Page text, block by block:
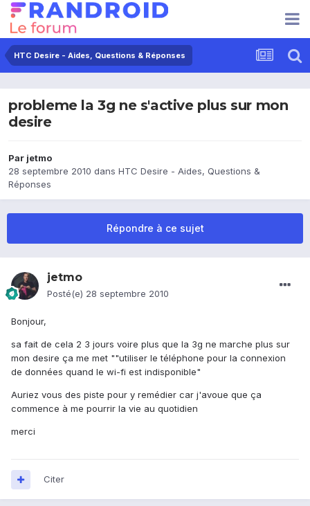
HTC Desire - Aides, Questions & Réponses
probleme la 3g ne s'active plus sur mon
desire
Par jetmo
28 septembre 2010 dans HTC Desire - Aides, Questions &
Réponses
Répondre à ce sujet
jetmo
Posté(e) 28 septembre 2010
Bonjour,
sa fait de cela 2 3 jours voire plus que la 3g ne marche plus sur
mon desire ça me met ""utiliser le téléphone pour la connexion
de données quand le wi-fi est indisponible"
Auriez vous des piste pour y remédier car j'avoue que ça
commence à me pourrir la vie au quotidien
merci
Citer